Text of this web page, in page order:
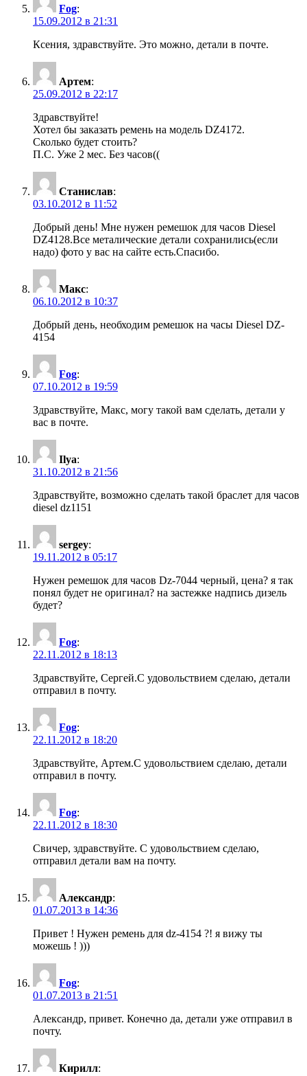
Fog:
15.09.2012 в 21:31
Ксения, здравствуйте. Это можно, детали в почте.
Артем:
25.09.2012 в 22:17
Здравствуйте!
Хотел бы заказать ремень на модель DZ4172.
Сколько будет стоить?
П.С. Уже 2 мес. Без часов((
Станислав:
03.10.2012 в 11:52
Добрый день! Мне нужен ремешок для часов Diesel
DZ4128.Все металические детали сохранились(если
надо) фото у вас на сайте есть.Спасибо.
Макс:
06.10.2012 в 10:37
Добрый день, необходим ремешок на часы Diesel DZ-
4154
Fog:
07.10.2012 в 19:59
Здравствуйте, Макс, могу такой вам сделать, детали у
вас в почте.
Ilya:
31.10.2012 в 21:56
Здравствуйте, возможно сделать такой браслет для часов
diesel dz1151
sergey:
19.11.2012 в 05:17
Нужен ремешок для часов Dz-7044 черный, цена? я так
понял будет не оригинал? на застежке надпись дизель
будет?
Fog:
22.11.2012 в 18:13
Здравствуйте, Сергей.С удовольствием сделаю, детали
отправил в почту.
Fog:
22.11.2012 в 18:20
Здравствуйте, Артем.С удовольствием сделаю, детали
отправил в почту.
Fog:
22.11.2012 в 18:30
Свичер, здравствуйте. С удовольствием сделаю,
отправил детали вам на почту.
Александр:
01.07.2013 в 14:36
Привет ! Нужен ремень для dz-4154 ?! я вижу ты
можешь ! )))
Fog:
01.07.2013 в 21:51
Александр, привет. Конечно да, детали уже отправил в
почту.
Кирилл: